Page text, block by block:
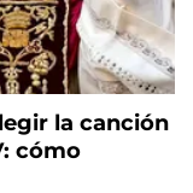
la canción
cómo